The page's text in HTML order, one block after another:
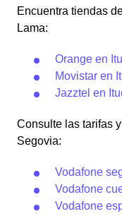
Encuentra tiendas
Lama:
Orange en
Movistar en
Jazztel en
Consulte las tarifas
Segovia:
Vodafone
Vodafone
Vodafone